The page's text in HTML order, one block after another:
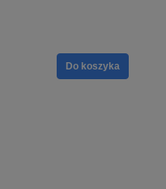
Do koszyka